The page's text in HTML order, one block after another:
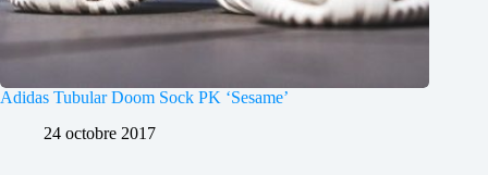
Adidas Tubular Doom Sock PK ‘Sesame’
24 octobre 2017